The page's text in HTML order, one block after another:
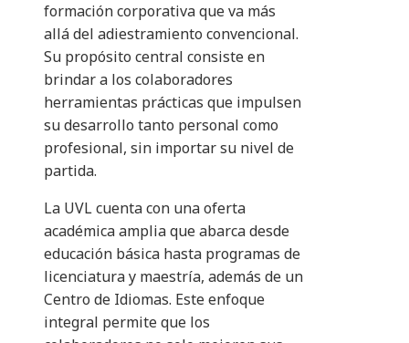
formación corporativa que va más
allá del adiestramiento convencional.
Su propósito central consiste en
brindar a los colaboradores
herramientas prácticas que impulsen
su desarrollo tanto personal como
profesional, sin importar su nivel de
partida.
La UVL cuenta con una oferta
académica amplia que abarca desde
educación básica hasta programas de
licenciatura y maestría, además de un
Centro de Idiomas. Este enfoque
integral permite que los